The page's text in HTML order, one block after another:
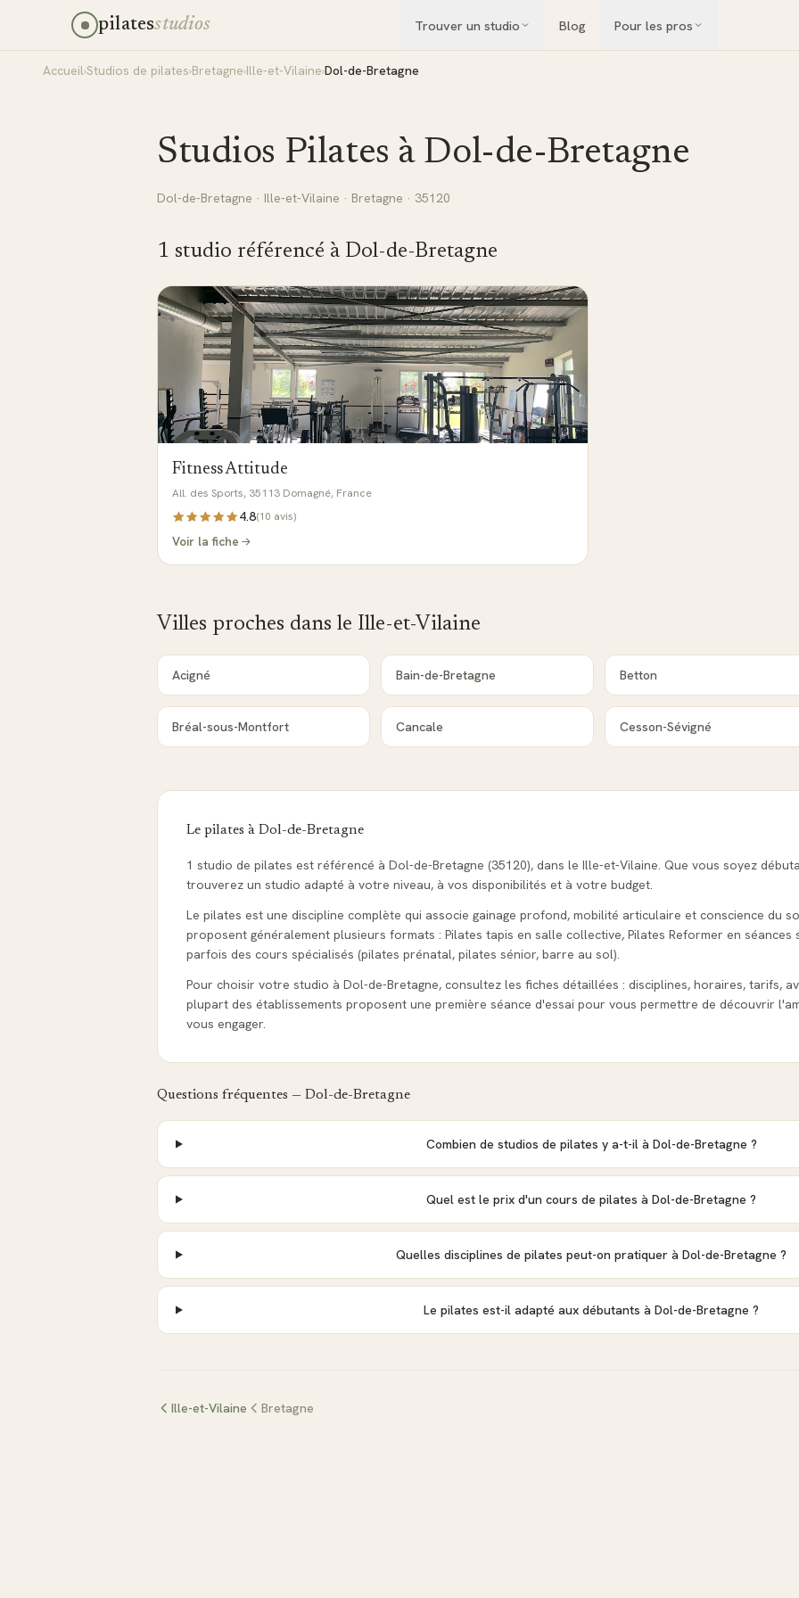
pilatesstudios Trouver un studio Blog Pour les pros
Accueil›Studios de pilates›Bretagne›Ille-et-Vilaine›Dol-de-Bretagne
Studios Pilates à Dol-de-Bretagne
Dol-de-Bretagne · Ille-et-Vilaine · Bretagne · 35120
1 studio référencé à Dol-de-Bretagne
Fitness Attitude
All. des Sports, 35113 Domagné, France
4.8(10 avis)
Voir la fiche
Villes proches dans le Ille-et-Vilaine
Acigné Bain-de-Bretagne Betton
Bréal-sous-Montfort Cancale Cesson-Sévigné
Le pilates à Dol-de-Bretagne
1 studio de pilates est référencé à Dol-de-Bretagne (35120), dans le Ille-et-Vilaine. Que vous soyez
trouverez un studio adapté à votre niveau, à vos disponibilités et à votre budget.
Le pilates est une discipline complète qui associe gainage profond, mobilité articulaire et conscience du
proposent généralement plusieurs formats : Pilates tapis en salle collective, Pilates Reformer en séances
parfois des cours spécialisés (pilates prénatal, pilates sénior, barre au sol).
Pour choisir votre studio à Dol-de-Bretagne, consultez les fiches détaillées : disciplines, horaires, tarifs,
plupart des établissements proposent une première séance d'essai pour vous permettre de découvrir
vous engager.
Questions fréquentes — Dol-de-Bretagne
Combien de studios de pilates y a-t-il à Dol-de-Bretagne ?
Quel est le prix d'un cours de pilates à Dol-de-Bretagne ?
Quelles disciplines de pilates peut-on pratiquer à Dol-de-Bretagne ?
Le pilates est-il adapté aux débutants à Dol-de-Bretagne ?
Ille-et-Vilaine Bretagne